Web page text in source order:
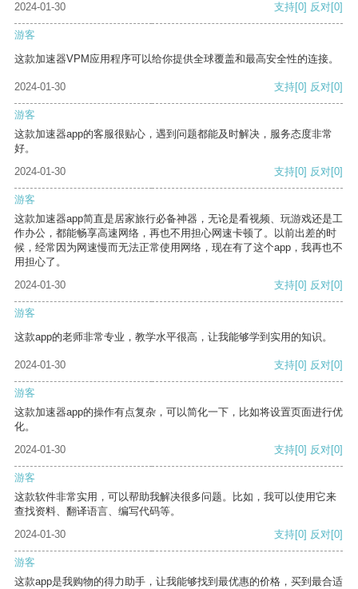
2024-01-30
支持[0] 反对[0]
游客
这款加速器VPM应用程序可以给你提供全球覆盖和最高安全性的连接。
2024-01-30 支持[0] 反对[0]
游客
这款加速器app的客服很贴心，遇到问题都能及时解决，服务态度非常
好。
2024-01-30
支持[0] 反对[0]
游客
这款加速器app简直是居家旅行必备神器，无论是看视频、玩游戏还是工
作办公，都能畅享高速网络，再也不用担心网速卡顿了。以前出差的时
候，经常因为网速慢而无法正常使用网络，现在有了这个app，我再也不
用担心了。
2024-01-30
支持[0] 反对[0]
游客
这款app的老师非常专业，教学水平很高，让我能够学到实用的知识。
2024-01-30 支持[0] 反对[0]
游客
这款加速器app的操作有点复杂，可以简化一下，比如将设置页面进行优
化。
2024-01-30
支持[0] 反对[0]
游客
这款软件非常实用，可以帮助我解决很多问题。比如，我可以使用它来
查找资料、翻译语言、编写代码等。
2024-01-30
支持[0] 反对[0]
游客
这款app是我购物的得力助手，让我能够找到最优惠的价格，买到最合适